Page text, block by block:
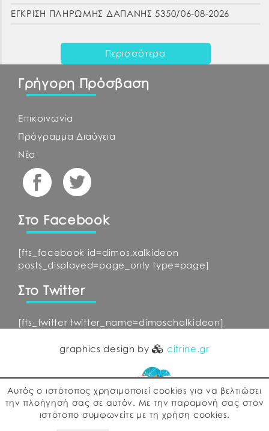
ΕΓΚΡΙΣΗ ΠΛΗΡΩΜΗΣ ΔΑΠΑΝΗΣ 5350/06-08-2026
Περισσότερα
Γρήγορη Πρόσβαση
Επικοινωνία
Πρόγραμμα Διαύγεια
Νέα
Στο Facebook
[fts_facebook id=dimos.xalkideon
posts_displayed=page_only type=page]
Στο Twitter
[fts_twitter twitter_name=dimoschalkideon]
graphics design by citrine.gr
Αυτός ο ιστότοπος χρησιμοποιεί cookies για να βελτιώσει
την πλοήγησή σας σε αυτόν. Με την παραμονή σας στον
ιστότοπο συμφωνείτε με τη χρήση cookies.